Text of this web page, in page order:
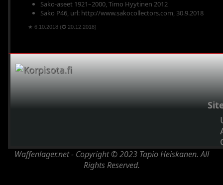
Sako-aseet 1921–2000, Timo Hyytinen 2012
Sako P46, url: http://www.sakocollectors.com, 30.9.2018
★ 6.10.2018 (✪ 20.12.2018)
Waffenlager.net - Copyright © 2023 Tapio Heiskanen. All
Rights Reserved.